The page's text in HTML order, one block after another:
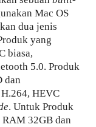
Mac OS
dua jenis
yang
biasa,
5.0. Produk
dan
H.264, HEVC
. Untuk Produk
32GB dan